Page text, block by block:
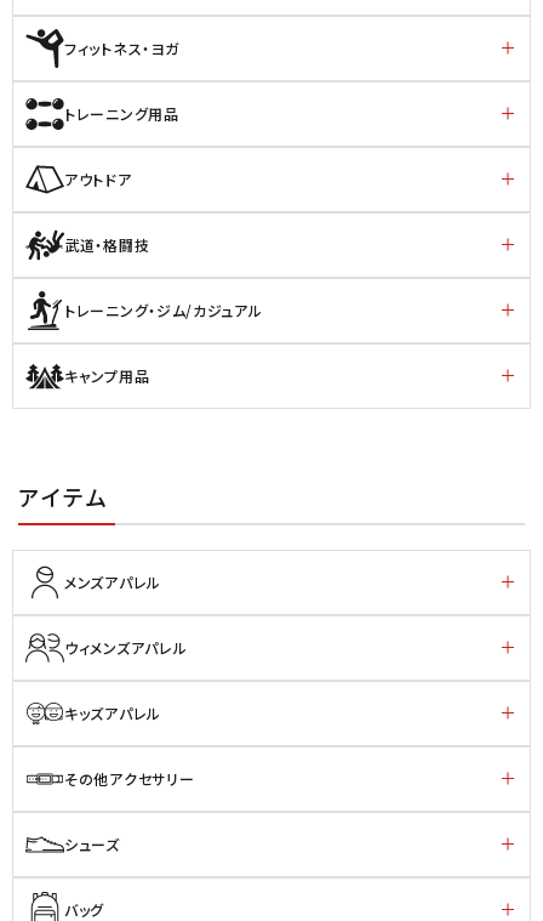
フィットネス・ヨガ
トレーニング用品
アウトドア
武道・格闘技
トレーニング・ジム/カジュアル
キャンプ用品
アイテム
メンズアパレル
ウィメンズアパレル
キッズアパレル
その他アクセサリー
シューズ
バッグ